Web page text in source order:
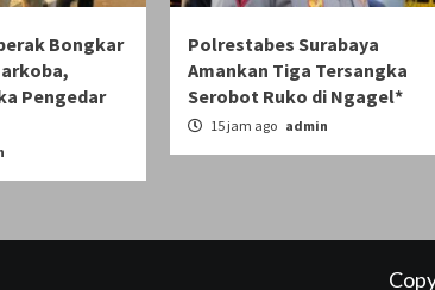
Bongkar
Pengedar
Polrestabes Surabaya
Amankan Tiga Tersangka
Serobot Ruko di Ngagel*
15 jam ago admin